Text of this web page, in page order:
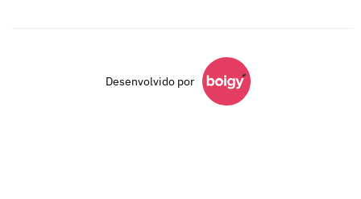
Desenvolvido por